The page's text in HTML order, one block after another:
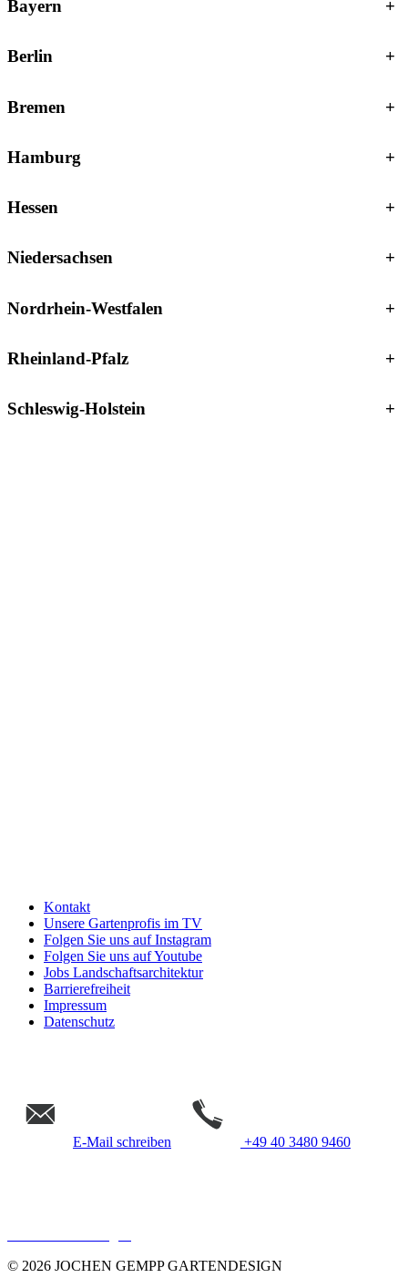
Bayern +
Berlin +
Bremen +
Hamburg +
Hessen +
Niedersachsen +
Nordrhein-Westfalen +
Rheinland-Pfalz +
Schleswig-Holstein +
Kontakt
Unsere Gartenprofis im TV
Folgen Sie uns auf Instagram
Folgen Sie uns auf Youtube
Jobs Landschaftsarchitektur
Barrierefreiheit
Impressum
Datenschutz
E-Mail schreiben
+49 40 3480 9460
© 2026 JOCHEN GEMPP GARTENDESIGN